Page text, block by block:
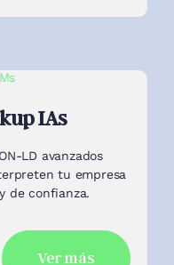
IAs
LD avanzados
tu empresa
de confianza.